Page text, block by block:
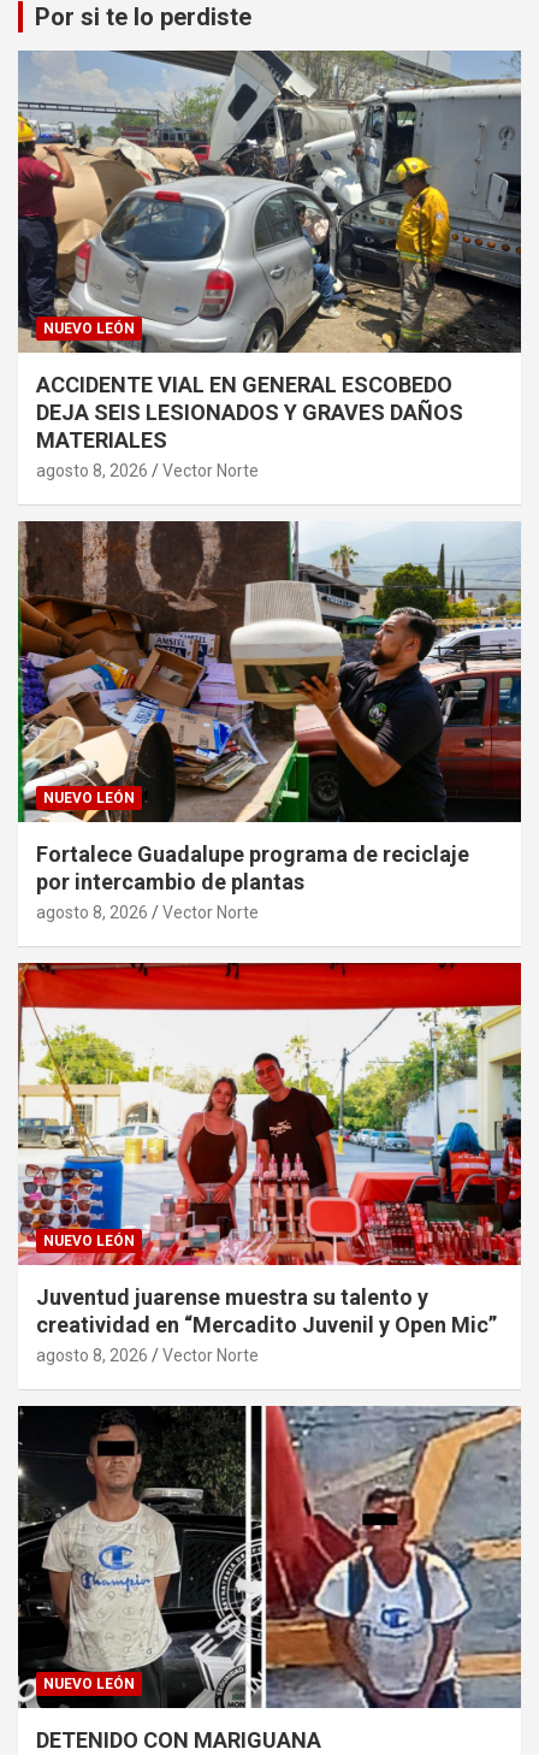
Por si te lo perdiste
NUEVO LEÓN
ACCIDENTE VIAL EN GENERAL ESCOBEDO
DEJA SEIS LESIONADOS Y GRAVES DAÑOS
MATERIALES
agosto 8, 2026 Vector Norte
NUEVO LEÓN
Fortalece Guadalupe programa de reciclaje
por intercambio de plantas
agosto 8, 2026 Vector Norte
NUEVO LEÓN
Juventud juarense muestra su talento y
creatividad en “Mercadito Juvenil y Open Mic”
agosto 8, 2026 Vector Norte
NUEVO LEÓN
DETENIDO CON MARIGUANA